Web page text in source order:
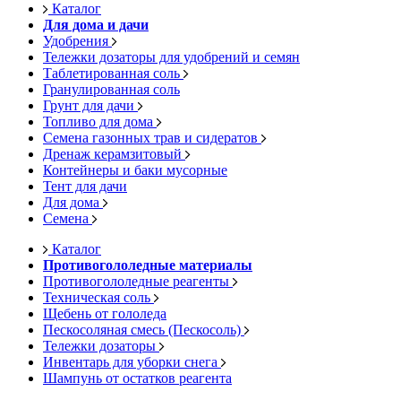
Каталог
Для дома и дачи
Удобрения
Тележки дозаторы для удобрений и семян
Таблетированная соль
Гранулированная соль
Грунт для дачи
Топливо для дома
Семена газонных трав и сидератов
Дренаж керамзитовый
Контейнеры и баки мусорные
Тент для дачи
Для дома
Семена
Каталог
Противогололедные материалы
Противогололедные реагенты
Техническая соль
Щебень от гололеда
Пескосоляная смесь (Пескосоль)
Тележки дозаторы
Инвентарь для уборки снега
Шампунь от остатков реагента